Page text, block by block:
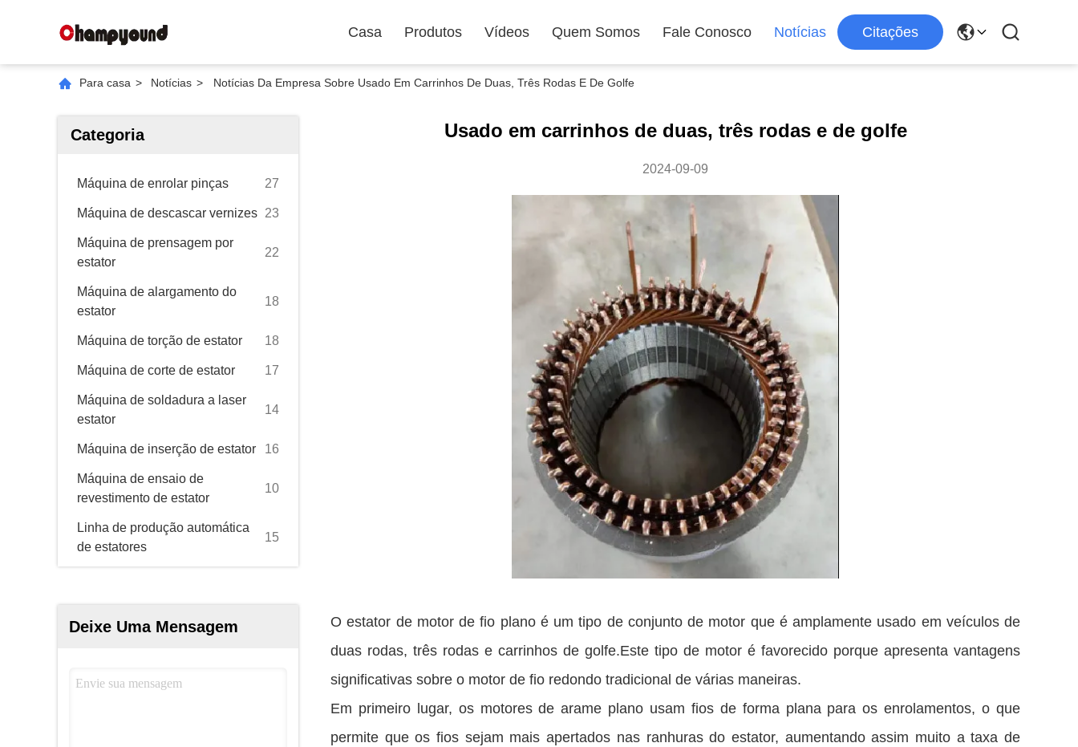
Casa Produtos Vídeos Quem Somos Fale Conosco Notícias Citações
Para casa > Notícias > Notícias Da Empresa Sobre Usado Em Carrinhos De Duas, Três Rodas E De Golfe
Categoria
Máquina de enrolar pinças 27
Máquina de descascar vernizes 23
Máquina de prensagem por
estator
22
Máquina de alargamento do
estator
18
Máquina de torção de estator 18
Máquina de corte de estator 17
Máquina de soldadura a laser
estator
14
Máquina de inserção de estator 16
Máquina de ensaio de
revestimento de estator
10
Linha de produção automática
de estatores
15
Deixe Uma Mensagem
Usado em carrinhos de duas, três rodas e de golfe
2024-09-09
O estator de motor de fio plano é um tipo de conjunto de motor que é amplamente usado em veículos de
duas rodas, três rodas e carrinhos de golfe.Este tipo de motor é favorecido porque apresenta vantagens
significativas sobre o motor de fio redondo tradicional de várias maneiras.
Em primeiro lugar, os motores de arame plano usam fios de forma plana para os enrolamentos, o que
permite que os fios sejam mais apertados nas ranhuras do estator, aumentando assim muito a taxa de